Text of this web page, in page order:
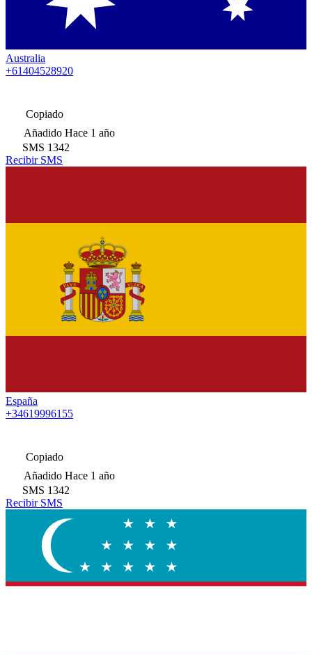
Australia
+61404528920
Copiado
Añadido Hace 1 año
SMS 1342
Recibir SMS
España
+34619996155
Copiado
Añadido Hace 1 año
SMS 1342
Recibir SMS